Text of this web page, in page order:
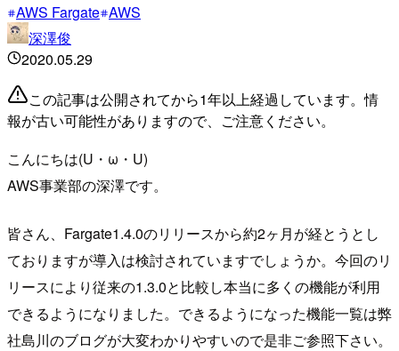
AWS Fargate AWS
深澤俊
2020.05.29
この記事は公開されてから1年以上経過しています。情
報が古い可能性がありますので、ご注意ください。
こんにちは(U・ω・U)
AWS事業部の深澤です。
皆さん、Fargate1.4.0のリリースから約2ヶ月が経とうとし
ておりますが導入は検討されていますでしょうか。今回のリ
リースにより従来の1.3.0と比較し本当に多くの機能が利用
できるようになりました。できるようになった機能一覧は弊
社島川のブログが大変わかりやすいので是非ご参照下さい。